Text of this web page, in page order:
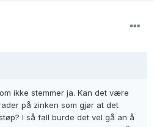
ikke stemmer ja. Kan det være
på zinken som gjør at det
I så fall burde det vel gå an å